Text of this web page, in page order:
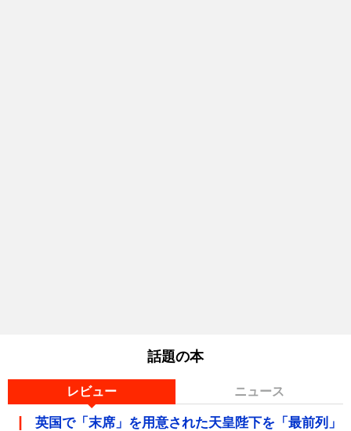
話題の本
レビュー ニュース
英国で「末席」を用意された天皇陛下を「最前列」